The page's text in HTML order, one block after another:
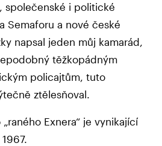
společenské i politické
Semaforu a nové české
napsal jeden můj kamarád,
těžkopádným
policajtům, tuto
ztělesňoval.
Exnera“ je vynikající